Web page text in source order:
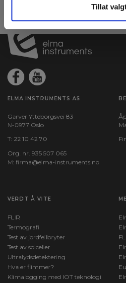
Tillat
GDPR Personvernbeskyttelse .
ELMA INSTRUMENTS AS
Garver Ytteborgsvei 83
N-0977 Oslo
T: 22 10 42 70
Org. nr. 935 507 065
M: firma@elma-instruments.no​
VERDT Å VITE
FLIR
Termografi
Test av jordfeilbryter
Test av solceller
Ultralydsdetektering
Hva er flimmer?
Klimalogging med IOT teknologi